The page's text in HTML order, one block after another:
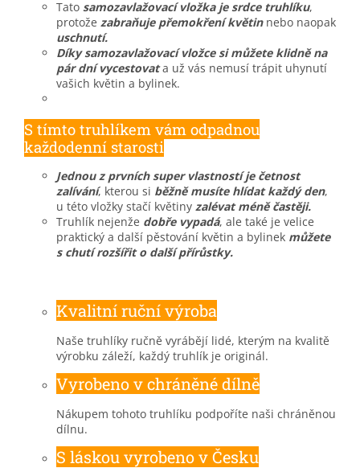
Tato samozavlažovací vložka je srdce truhlíku,
protože zabraňuje přemokření květin nebo naopak
uschnutí.
Díky samozavlažovací vložce si můžete klidně na
pár dní vycestovata už vás nemusí trápit uhynutí
vašich květin a bylinek.
S tímto truhlíkem vám odpadnou
každodenní starosti
Jednou z prvních super vlastností je četnost
zalívání, kterou si běžně musíte hlídat každý den,
u této vložky stačí květiny zalévat méně častěji.
Truhlík nejenže dobře vypadá, ale také je velice
praktický a další pěstování květin a bylinek můžete
s chutí rozšířit o další přírůstky.
Kvalitní ruční výroba
Naše truhlíky ručně vyrábějí lidé, kterým na kvalitě
výrobku záleží, každý truhlík je originál.
Vyrobeno v chráněné dílně
Nákupem tohoto truhlíku podpoříte naši chráněnou
dílnu.
S láskou vyrobeno v Česku